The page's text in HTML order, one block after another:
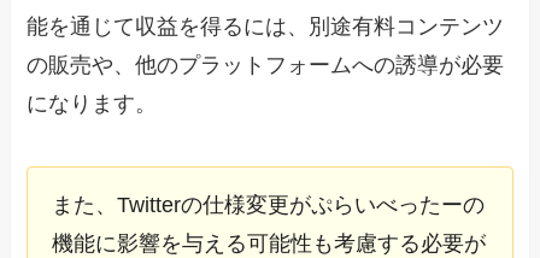
能を通じて収益を得るには、別途有料コンテンツ
の販売や、他のプラットフォームへの誘導が必要
になります。
また、Twitterの仕様変更がぷらいべったーの
機能に影響を与える可能性も考慮する必要が